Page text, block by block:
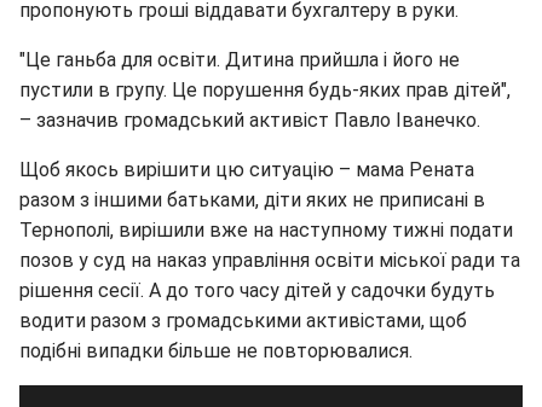
пропонують гроші віддавати бухгалтеру в руки.
"Це ганьба для освіти. Дитина прийшла і його не
пустили в групу. Це порушення будь-яких прав дітей",
– зазначив громадський активіст Павло Іванечко.
Щоб якось вирішити цю ситуацію – мама Рената
разом з іншими батьками, діти яких не приписані в
Тернополі, вирішили вже на наступному тижні подати
позов у суд на наказ управління освіти міської ради та
рішення сесії. А до того часу дітей у садочки будуть
водити разом з громадськими активістами, щоб
подібні випадки більше не повторювалися.